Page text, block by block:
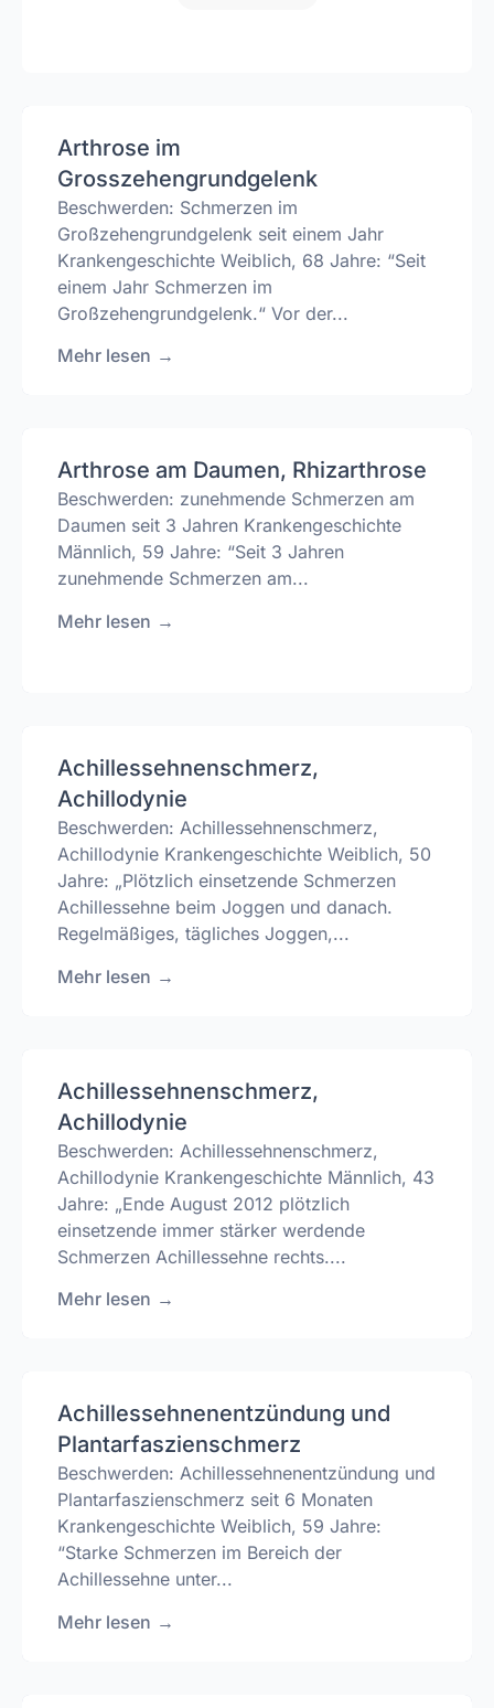
Arthrose im
Grosszehengrundgelenk
Beschwerden: Schmerzen im
Großzehengrundgelenk seit einem Jahr
Krankengeschichte Weiblich, 68 Jahre: “Seit
einem Jahr Schmerzen im
Großzehengrundgelenk.“ Vor der...
Mehr lesen →
Arthrose am Daumen, Rhizarthrose
Beschwerden: zunehmende Schmerzen am
Daumen seit 3 Jahren Krankengeschichte
Männlich, 59 Jahre: “Seit 3 Jahren
zunehmende Schmerzen am...
Mehr lesen →
Achillessehnenschmerz,
Achillodynie
Beschwerden: Achillessehnenschmerz,
Achillodynie Krankengeschichte Weiblich, 50
Jahre: „Plötzlich einsetzende Schmerzen
Achillessehne beim Joggen und danach.
Regelmäßiges, tägliches Joggen,...
Mehr lesen →
Achillessehnenschmerz,
Achillodynie
Beschwerden: Achillessehnenschmerz,
Achillodynie Krankengeschichte Männlich, 43
Jahre: „Ende August 2012 plötzlich
einsetzende immer stärker werdende
Schmerzen Achillessehne rechts....
Mehr lesen →
Achillessehnenentzündung und
Plantarfaszienschmerz
Beschwerden: Achillessehnenentzündung und
Plantarfaszienschmerz seit 6 Monaten
Krankengeschichte Weiblich, 59 Jahre:
“Starke Schmerzen im Bereich der
Achillessehne unter...
Mehr lesen →